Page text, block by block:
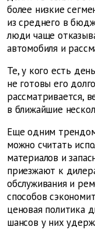
более низкие
из среднего в
люди чаще
автомобиля и
Те, у кого есть
не готовы его
рассматривается,
в ближайшие
Еще одним
можно считать
материалов и
приезжают к
обслуживания и
способов
ценовая политика
шансов у них